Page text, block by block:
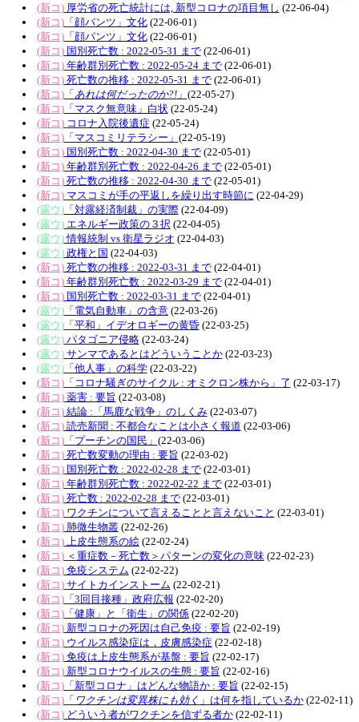
(新コ)厚労省の死亡統計には, 新型コロナの項目無し (22-06-04)
(新コ)「顔パンツ」文化(22-06-01)
(新コ)「顔パンツ」文化(22-06-01)
(新コ)国別死亡数 : 2022-05-31 まで(22-06-01)
(新コ)年齢群別死亡数 : 2022-05-24 まで(22-06-01)
(新コ)死亡数の推移 : 2022-05-31 まで(22-06-01)
(新コ)「 あれは何だったのか?!」 (22-05-27)
(新コ)「マスク無意味」白状 (22-05-24)
(新コ)コロナ入院後遺症 (22-05-24)
(新コ)「マスコミリテラシー」 (22-05-19)
(新コ)国別死亡数 : 2022-04-30 まで(22-05-01)
(新コ)年齢群別死亡数 : 2022-04-26 まで(22-05-01)
(新コ)死亡数の推移 : 2022-04-30 まで(22-05-01)
(新コ)マスコミが手の平返しを繰り出す時節に (22-04-29)
(露ウ)「対露経済制裁」の実際(22-04-09)
(露ウ)エネルギー政策の３択 (22-04-05)
(露ウ)情報統制 vs 衛星ラジオ (22-04-03)
(露ウ)政権と国 (22-04-03)
(新コ)死亡数の推移 : 2022-03-31 まで(22-04-01)
(新コ)年齢群別死亡数 : 2022-03-29 まで(22-04-01)
(新コ)国別死亡数 : 2022-03-31 まで(22-04-01)
(露ウ)「電気自動車」の含意(22-03-26)
(露ウ)「平和」イデオロギーの黄昏(22-03-25)
(露ウ)パタゴニア侵略(22-03-24)
(露ウ)サンマであるとはどういうことか(22-03-23)
(露ウ)「他人事」の科学(22-03-22)
(新コ)「コロナ騒ぎのサイクル : オミクロン株から」了 (22-03-17)
(新コ)薬害 : 要旨 (22-03-08)
(新コ)結論 :「馬鹿な戦争」のしくみ(22-03-07)
(新コ)読売新聞 : 不都合なことは小さく報道 (22-03-06)
(新コ)「プーチンの国民」 (22-03-06)
(新コ)死亡数変動の理由 : 要旨 (22-03-02)
(新コ)国別死亡数 : 2022-02-28 まで(22-03-01)
(新コ)年齢群別死亡数 : 2022-02-22 まで(22-03-01)
(新コ)死亡数 : 2022-02-28 まで(22-03-01)
(新コ)ワクチンについて言えることと言えないこと (22-03-01)
(新コ)肺微生物叢(22-02-26)
(新コ)上皮生態系の絵(22-02-24)
(新コ)＜重症数－死亡数＞パターンの変化の意味(22-02-23)
(新コ)免疫システム (22-02-22)
(新コ)サイトカインストーム (22-02-21)
(新コ)「3回目接種」政府広報 (22-02-20)
(新コ)「健康」と「衛生」の関係(22-02-20)
(新コ)新型コロナの死因は自己免疫 : 要旨 (22-02-19)
(新コ)ウイルス感染症は，皮膚感染症 (22-02-18)
(新コ)免疫は上皮生態系が基盤 : 要旨 (22-02-17)
(新コ)新型コロナウイルスの生態 : 要旨 (22-02-16)
(新コ)「新型コロナ」はどんな物語か : 要旨 (22-02-15)
(新コ)「 ワクチンは変異株にも効く 」は何を指しているか(22-02-11)
(新コ)どういう者がワクチンを信ずる者か(22-02-11)